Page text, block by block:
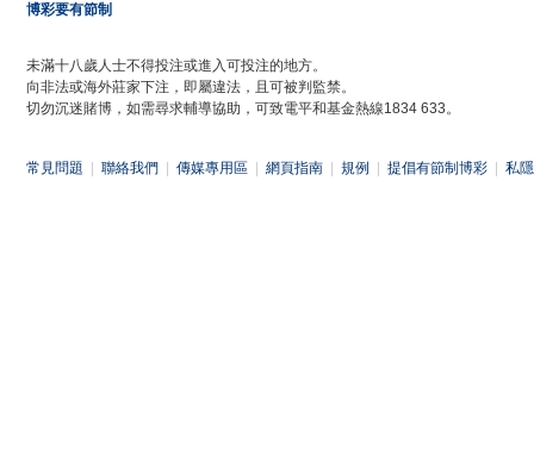
博彩要有節制
未滿十八歲人士不得投注或進入可投注的地方。
向非法或海外莊家下注，即屬違法，且可被判監禁。
切勿沉迷賭博，如需尋求輔導協助，可致電平和基金熱線1834 633。
常見問題 聯絡我們 傳媒專用區 網頁指南 規例 提倡有節制博彩 私